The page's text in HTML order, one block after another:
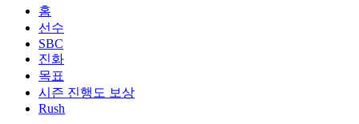
홈
선수
SBC
진화
목표
시즌 진행도 보상
Rush